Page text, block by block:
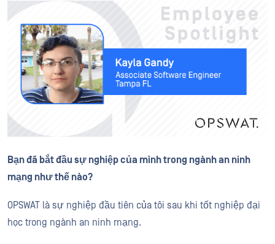
Bạn đã bắt đầu sự nghiệp của mình trong ngành an ninh
mạng như thế nào?
OPSWAT là sự nghiệp đầu tiên của tôi sau khi tốt nghiệp đại
học trong ngành an ninh mạng.